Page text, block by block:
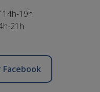
14h-19h
21h